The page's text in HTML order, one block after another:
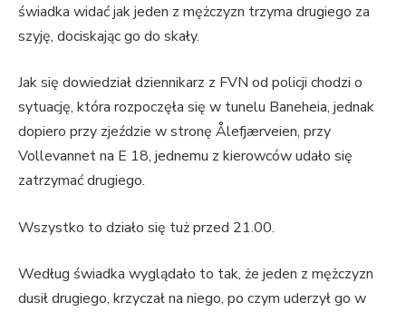
świadka widać jak jeden z mężczyzn trzyma drugiego za
szyję, dociskając go do skały.
Jak się dowiedział dziennikarz z FVN od policji chodzi o
sytuację, która rozpoczęła się w tunelu Baneheia, jednak
dopiero przy zjeździe w stronę Ålefjærveien, przy
Vollevannet na E 18, jednemu z kierowców udało się
zatrzymać drugiego.
Wszystko to działo się tuż przed 21.00.
Według świadka wyglądało to tak, że jeden z mężczyzn
dusił drugiego, krzyczał na niego, po czym uderzył go w